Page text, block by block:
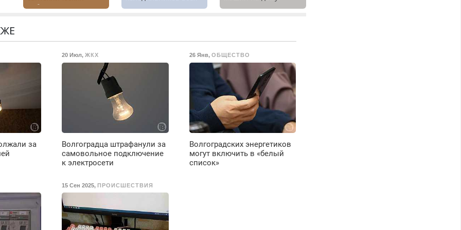
работ. Быстро.
марок на дому.
Выезд и диагностика
за
20 Июл,ЖКХ
Волгоградца штрафанули за
самовольное подключение
к электросети
26 Янв, ОБЩЕСТВО
Волгоградских энергетиков
могут включить в «белый
список»
15 Сен 2025, ПРОИСШЕСТВИЯ